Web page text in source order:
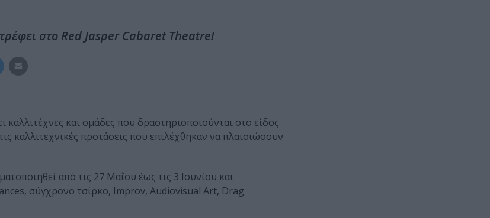
στο Red Jasper Cabaret Theatre!
καλλιτέχνες και ομάδες που δραστηριοποιούνται στο είδος
καλλιτεχνικές προτάσεις που επιλέχθηκαν να πλαισιώσουν
από τις 27 Μαΐου έως τις 3 Ιουνίου και
σύγχρονο τσίρκο, Improv, Audiovisual Art, Drag